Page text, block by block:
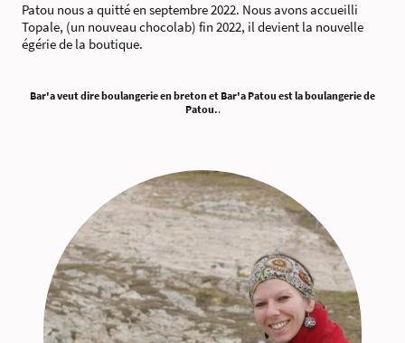
Patou nous a quitté en septembre 2022. Nous avons accueilli
Topale, (un nouveau chocolab) fin 2022, il devient la nouvelle
égérie de la boutique.
Bar'a veut dire boulangerie en breton et Bar'a Patou est la boulangerie de
Patou..